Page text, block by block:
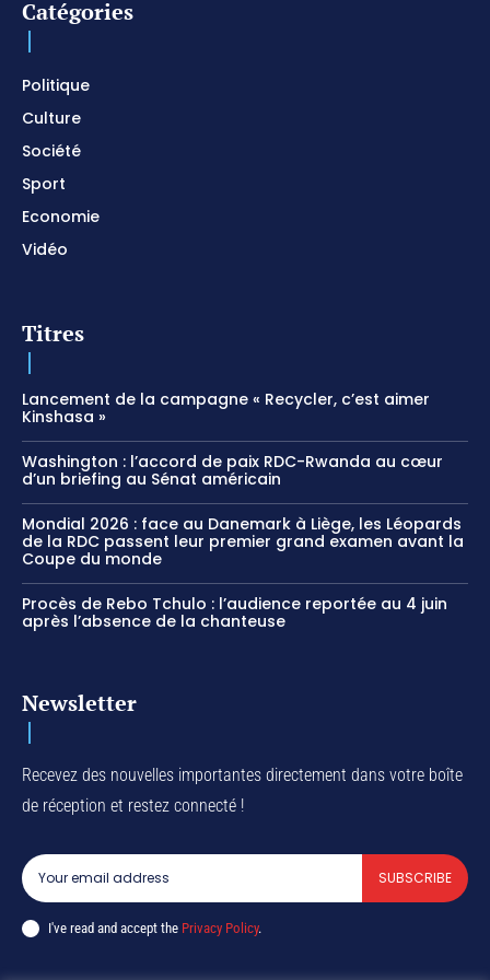
I SURRENDER / Soaking Worship Instrumental /
Catégories
Politique
Culture
Société
Sport
Economie
Vidéo
Titres
Lancement de la campagne « Recycler, c’est aimer
Kinshasa »
Washington : l’accord de paix RDC-Rwanda au cœur
d’un briefing au Sénat américain
Mondial 2026 : face au Danemark à Liège, les Léopards
de la RDC passent leur premier grand examen avant la
Coupe du monde
Procès de Rebo Tchulo : l’audience reportée au 4 juin
après l’absence de la chanteuse
Newsletter
Recevez des nouvelles importantes directement dans votre boîte
de réception et restez connecté !
SUBSCRIBE
I've read and accept the Privacy Policy.